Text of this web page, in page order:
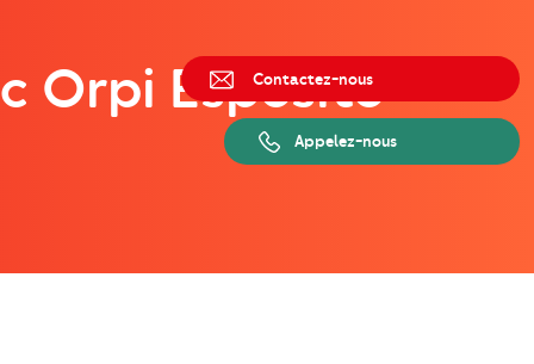
Orpi Esposito
Contactez-nous
Appelez-nous